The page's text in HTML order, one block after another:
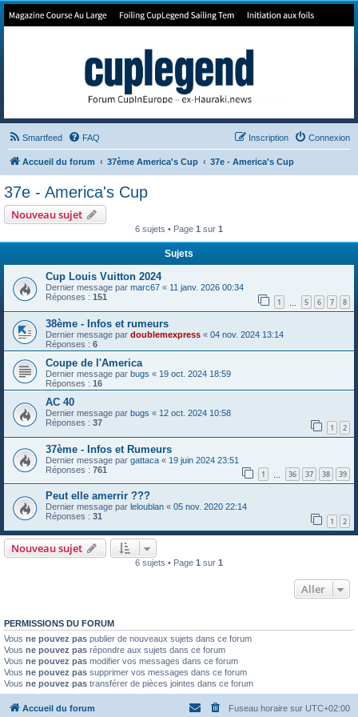
Forum de Cup In Europe
Smartfeed FAQ Connexion
Inscription
Accueil du forum 37ème America's Cup 37e - America's Cup
37e - America's Cup
Nouveau sujet
6 sujets • Page 1 sur 1
Sujets
Cup Louis Vuitton 2024
Dernier message par marc67 « 11 janv. 2026 00:34
Réponses : 151 1 5 6 7 8
38ème - Infos et rumeurs
Dernier message par doublemexpress « 04 nov. 2024 13:14
Réponses : 6
Coupe de l'America
Dernier message par bugs « 19 oct. 2024 18:59
Réponses : 16
AC 40
Dernier message par bugs « 12 oct. 2024 10:58
Réponses : 37 1 2
37ème - Infos et Rumeurs
Dernier message par gattaca « 19 juin 2024 23:51
Réponses : 761 1 36 37 38 39
Peut elle amerrir ???
Dernier message par leloublan « 05 nov. 2020 22:14
Réponses : 31 1 2
Nouveau sujet
6 sujets • Page 1 sur 1
Aller
PERMISSIONS DU FORUM
Vous ne pouvez pas publier de nouveaux sujets dans ce forum
Vous ne pouvez pas répondre aux sujets dans ce forum
Vous ne pouvez pas modifier vos messages dans ce forum
Vous ne pouvez pas supprimer vos messages dans ce forum
Vous ne pouvez pas transférer de pièces jointes dans ce forum
Accueil du forum Fuseau horaire sur UTC+02:00